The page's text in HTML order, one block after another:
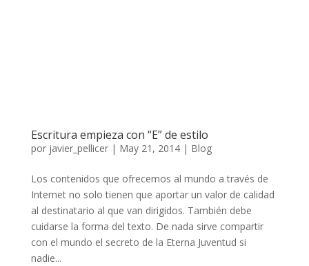
Escritura empieza con “E” de estilo
por javier_pellicer| May 21, 2014| Blog
Los contenidos que ofrecemos al mundo a través de
Internet no solo tienen que aportar un valor de calidad
al destinatario al que van dirigidos. También debe
cuidarse la forma del texto. De nada sirve compartir
con el mundo el secreto de la Eterna Juventud si
nadie...